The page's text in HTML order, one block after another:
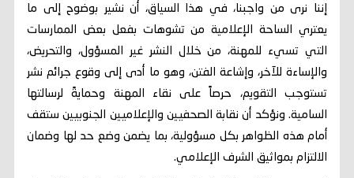
إننا نرى من واجبنا، في هذا السياق، أن نشير بوضوح إلى ما
يعتري الساحة الإعلامية من تشوهات بفعل بعض الممارسات
التي تسيء للمهنة، من خلال النشر غير المسؤول، والتحريض،
والإساءة للآخر، وإشاعة الفتن، وهو ما أدى إلى وقوع جرائم نشر
تستوجب التقويم، حرصاً على نقاء المهنة وحمايةً لرسالتها
السامية. ونؤكد أن نقابة الصحفيين والإعلاميين الجنوبيين ستقف
أمام هذه الظواهر بكل مسؤولية، بما يضمن وضع حد لها وضمان
الالتزام بمواثيق الشرف الإعلامي.